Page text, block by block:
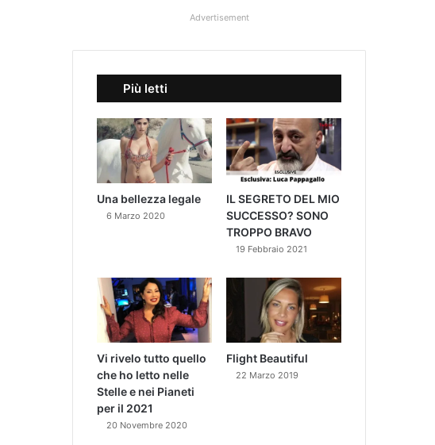
Advertisement
Più letti
Una bellezza legale
6 Marzo 2020
IL SEGRETO DEL MIO
SUCCESSO? SONO
TROPPO BRAVO
19 Febbraio 2021
Vi rivelo tutto quello
che ho letto nelle
Stelle e nei Pianeti
per il 2021
20 Novembre 2020
Flight Beautiful
22 Marzo 2019